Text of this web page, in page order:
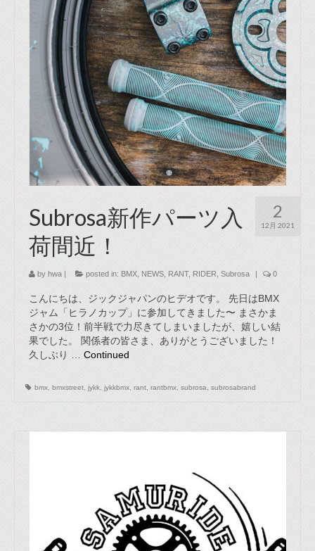
2
12月 2021
Subrosa新作パーツ入
荷間近！
by hwa | posted in: BMX NEWS RANT, RIDER Subrosa | 0
こんにちは、ジックジャパンのヒデオです。 先日はBMX
ジャム「ヒラノカップ」に参加してきました〜 まさかま
さかの3位！前半戦で力尽きてしまいましたが、嬉しい結
果でした。 関係者の皆さま、ありがとうございました！
久しぶり … Continued
bmx bmxstreet jykk jykkbmx rant rantbmx subrosa subrosabrand